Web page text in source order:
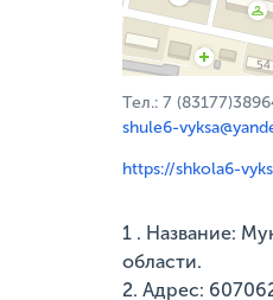
Тел.: 7
shule6-
https://shkola6-
1 . Название:
области.
2. Адрес: